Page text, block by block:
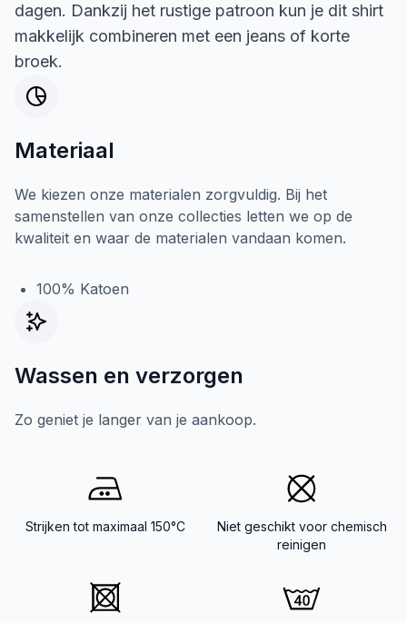
dagen. Dankzij het rustige patroon kun je dit shirt
makkelijk combineren met een jeans of korte
broek.
Materiaal
We kiezen onze materialen zorgvuldig. Bij het
samenstellen van onze collecties letten we op de
kwaliteit en waar de materialen vandaan komen.
100% Katoen
Wassen en verzorgen
Zo geniet je langer van je aankoop.
Strijken tot maximaal 150°C
Niet geschikt voor chemisch
reinigen